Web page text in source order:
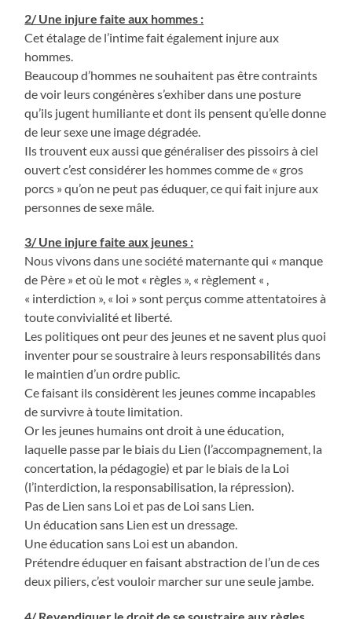
2/ Une injure faite aux hommes :
Cet étalage de l’intime fait également injure aux
hommes.
Beaucoup d’hommes ne souhaitent pas être contraints
de voir leurs congénères s’exhiber dans une posture
qu’ils jugent humiliante et dont ils pensent qu’elle donne
de leur sexe une image dégradée.
Ils trouvent eux aussi que généraliser des pissoirs à ciel
ouvert c’est considérer les hommes comme de « gros
porcs » qu’on ne peut pas éduquer, ce qui fait injure aux
personnes de sexe mâle.
3/ Une injure faite aux jeunes :
Nous vivons dans une société maternante qui « manque
de Père » et où le mot « règles », « règlement « ,
« interdiction », « loi » sont perçus comme attentatoires à
toute convivialité et liberté.
Les politiques ont peur des jeunes et ne savent plus quoi
inventer pour se soustraire à leurs responsabilités dans
le maintien d’un ordre public.
Ce faisant ils considèrent les jeunes comme incapables
de survivre à toute limitation.
Or les jeunes humains ont droit à une éducation,
laquelle passe par le biais du Lien (l’accompagnement, la
concertation, la pédagogie) et par le biais de la Loi
(l’interdiction, la responsabilisation, la répression).
Pas de Lien sans Loi et pas de Loi sans Lien.
Un éducation sans Lien est un dressage.
Une éducation sans Loi est un abandon.
Prétendre éduquer en faisant abstraction de l’un de ces
deux piliers, c’est vouloir marcher sur une seule jambe.